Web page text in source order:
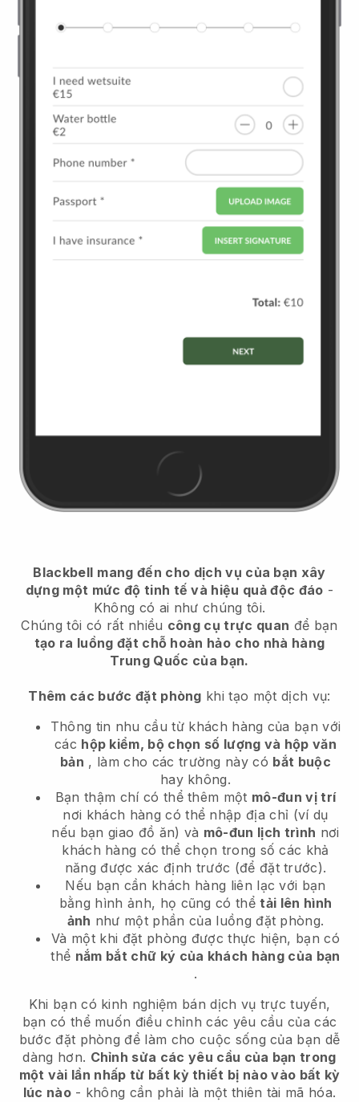
Blackbell mang đến cho dịch vụ của bạn xây
dựng một mức độ tinh tế và hiệu quả độc đáo -
Không có ai như chúng tôi.
Chúng tôi có rất nhiều công cụ trực quan để bạn
tạo ra luồng đặt chỗ hoàn hảo cho nhà hàng
Trung Quốc của bạn.
Thêm các bước đặt phòng khi tạo một dịch vụ:
Thông tin nhu cầu từ khách hàng của bạn với
các hộp kiểm, bộ chọn số lượng và hộp văn
bản , làm cho các trường này có bắt buộc
hay không.
Bạn thậm chí có thể thêm một mô-đun vị trí
nơi khách hàng có thể nhập địa chỉ (ví dụ
nếu bạn giao đồ ăn) và mô-đun lịch trình nơi
khách hàng có thể chọn trong số các khả
năng được xác định trước (để đặt trước).
Nếu bạn cần khách hàng liên lạc với bạn
bằng hình ảnh, họ cũng có thểtải lên hình
ảnh như một phần của luồng đặt phòng.
Và một khi đặt phòng được thực hiện, bạn có
thể nắm bắt chữ ký của khách hàng của bạn
.
Khi bạn có kinh nghiệm bán dịch vụ trực tuyến,
bạn có thể muốn điều chỉnh các yêu cầu của các
bước đặt phòng để làm cho cuộc sống của bạn dễ
dàng hơn. Chỉnh sửa các yêu cầu của bạn trong
một vài lần nhấp từ bất kỳ thiết bị nào vào bất kỳ
lúc nào- không cần phải là một thiên tài mã hóa.